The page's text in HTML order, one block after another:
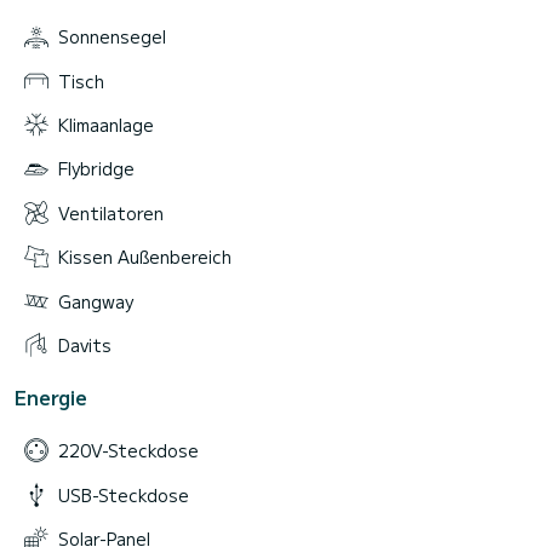
Sonnensegel
Tisch
Klimaanlage
Flybridge
Ventilatoren
Kissen Außenbereich
Gangway
Davits
Energie
220V-Steckdose
USB-Steckdose
Solar-Panel